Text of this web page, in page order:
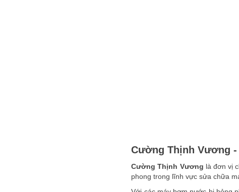
Cường Thịnh Vương
Cường Thịnh Vương là đơn vị
phong trong lĩnh vực sửa chữa